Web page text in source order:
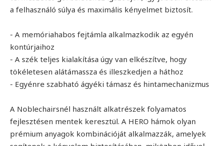
a felhasználó súlya és maximális kényelmet biztosít.
- A memóriahabos fejtámla alkalmazkodik az egyén
kontúrjaihoz
- A szék teljes kialakítása úgy van elkészítve, hogy
tökéletesen alátámassza és illeszkedjen a háthoz
- Egyénre szabható ágyéki támasz és hintamechanizmus
A Noblechairsnél használt alkatrészek folyamatos
fejlesztésen mentek keresztül. A HERO hámok olyan
prémium anyagok kombinációját alkalmazzák, amelyek